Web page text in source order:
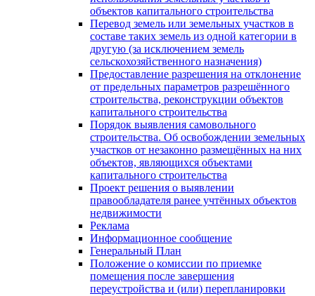
объектов капитального строительства
Перевод земель или земельных участков в
составе таких земель из одной категории в
другую (за исключением земель
сельскохозяйственного назначения)
Предоставление разрешения на отклонение
от предельных параметров разрешённого
строительства, реконструкции объектов
капитального строительства
Порядок выявления самовольного
строительства. Об освобождении земельных
участков от незаконно размещённых на них
объектов, являющихся объектами
капитального строительства
Проект решения о выявлении
правообладателя ранее учтённых объектов
недвижимости
Реклама
Информационное сообщение
Генеральный План
Положение о комиссии по приемке
помещения после завершения
переустройства и (или) перепланировки